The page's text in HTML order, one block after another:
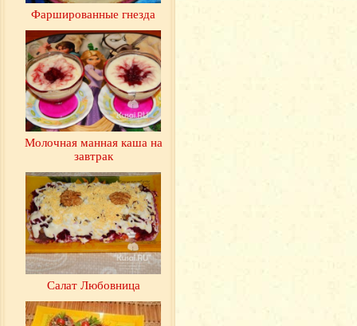
Фаршированные гнезда
Молочная манная каша на
завтрак
Салат Любовница